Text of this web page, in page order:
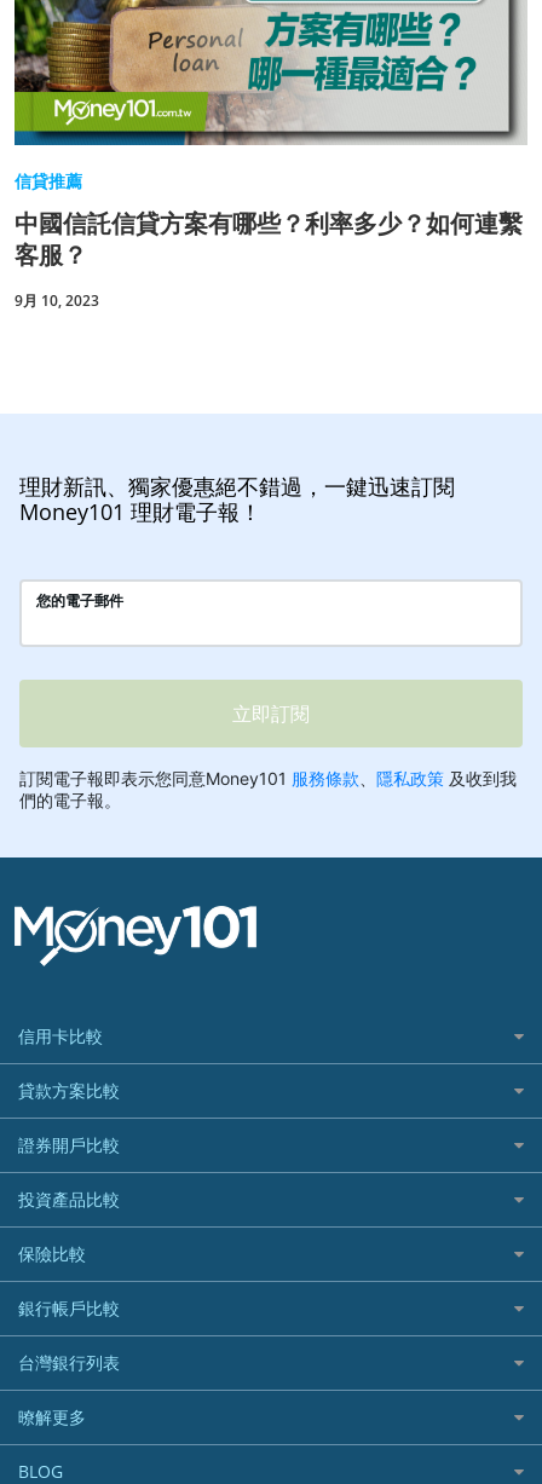
信貸推薦
中國信託信貸方案有哪些？利率多少？如何連繫
客服？
9月 10, 2023
理財新訊、獨家優惠絕不錯過，一鍵迅速訂閱
Money101 理財電子報！
信用卡比較
信用卡情境類別推薦
所有信用卡
精選推薦
國內外現金回饋
繳稅優惠
航空哩程回饋
加油優惠
分期零利率優惠
首刷禮優惠
網購優惠
貸款方案比較
快速線上貸款推薦
最完整貸款資訊一次看
繳稅貸款
貸款計算機
車貸計算機
精選貸款推薦
信貸利率比較
一般個人貸款
優質客戶貸款
證券開戶比較
台股證券戶
美股證券戶
投資產品比較
機器人投資
加密貨幣
外幣定存
保險比較
住宅險
汽車保險
機車保險
寵物險
銀行帳戶比較
財富管理帳戶
數位存款帳戶
美元定存
台灣銀行列表
銀行與合作機構列表
銀行客服電話
暸解更多
加入我們
BLOG